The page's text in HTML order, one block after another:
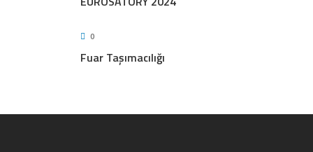
0
Fuar Taşımacılığı